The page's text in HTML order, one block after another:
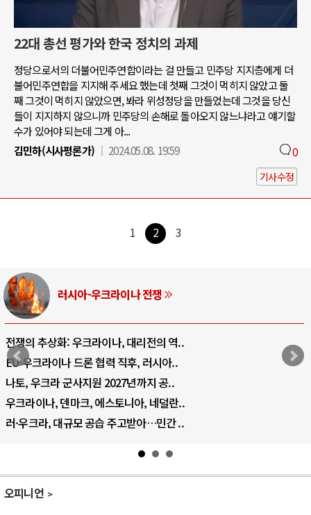
22대 총선 평가와 한국 정치의 과제
정당으로서의 더불어민주연합이라는 걸 만들고 민주당 지지층에게 더
불어민주연합을 지지해 주세요 했는데 첫째 그것이 먹히지 않았고 둘
째 그것이 먹히지 않았으면, 봐라 위성정당을 만들었는데 그것을 당신
들이 지지하지 않으니까 민주당의 손해로 돌아오지 않느냐라고 얘기할
수가 있어야 되는데 그게 아...
김민하(시사평론가)
2024.05.08. 19:59 0
기사수정
1 2 3
러시아-우크라이나 전쟁
전쟁의 추상화: 우크라이나, 대리전의 역..
EU·우크라이나 드론 협력 직후, 러시아..
나토, 우크라 군사지원 2027년까지 공..
우크라이나, 덴마크, 에스토니아, 네덜란..
러·우크라, 대규모 공습 주고받아…민간 ..
오피니언